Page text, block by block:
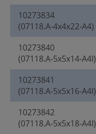
10273834
(07118.A-4x4x22-A4)
10273840
(07118.A-5x5x14-A4I)
10273841
(07118.A-5x5x16-A4I)
10273842
(07118.A-5x5x18-A4I)